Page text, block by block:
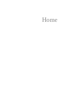
Home